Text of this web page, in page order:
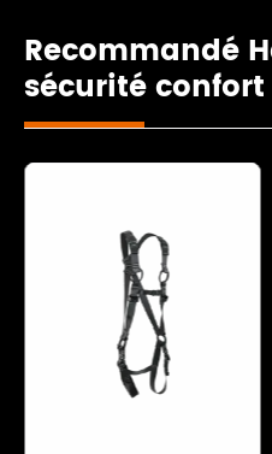
Recommandé
sécurité confort